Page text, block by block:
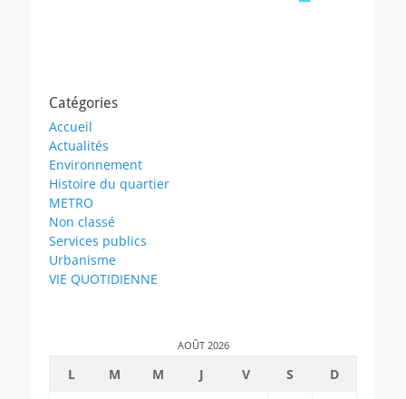
Catégories
Accueil
Actualités
Environnement
Histoire du quartier
METRO
Non classé
Services publics
Urbanisme
VIE QUOTIDIENNE
AOÛT 2026
L M M J V S
D